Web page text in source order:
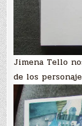
Jimena Tello
de los